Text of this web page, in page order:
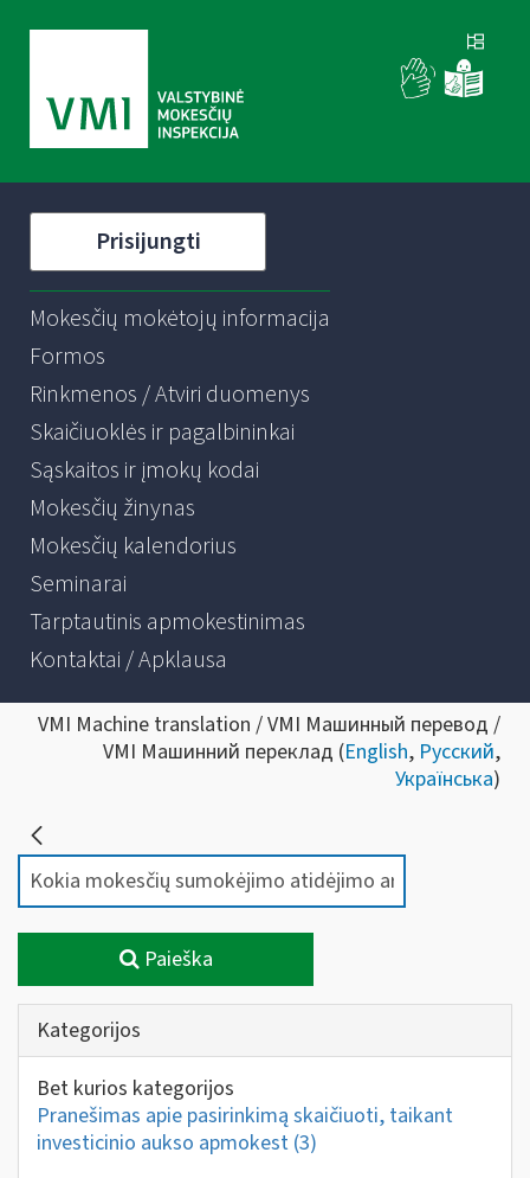
Prisijungti
Mokesčių mokėtojų informacija
Formos
Rinkmenos / Atviri duomenys
Skaičiuoklės ir pagalbininkai
Sąskaitos ir įmokų kodai
Mokesčių žinynas
Mokesčių kalendorius
Seminarai
Tarptautinis apmokestinimas
Kontaktai / Apklausa
VMI Machine translation / VMI Машинный перевод /
VMI Машинний переклад (English, Русский,
Українська)
Paieška
Kategorijos
Bet kurios kategorijos
Pranešimas apie pasirinkimą skaičiuoti, taikant
investicinio aukso apmokest (3)